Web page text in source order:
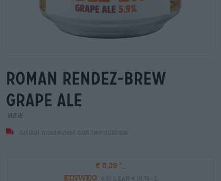
roman rendez-brew
grape ale
Uiltje
Artikel momenteel niet beschikbaar
€ 5,39
EINWEG
0,33 L KAN € 15,76 / L